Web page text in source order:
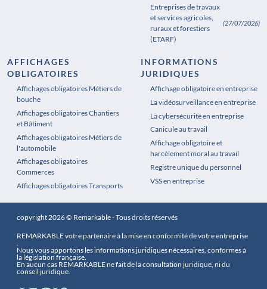
Entreprises de travaux
et services agricoles,
ruraux et forestiers
(ETARF)
(27/07/2026)
AFFICHAGES
OBLIGATOIRES
Affichages obligatoires Métiers de
bouche
Affichages obligatoires Chantiers
et Bâtiment
Affichages obligatoires Métiers de
l'automobile
Affichages obligatoires
Commerces
Affichages obligatoires Transports
Affichages obligatoires Pharmacie
INFORMATIONS
JURIDIQUES
Affichage obligatoire en entreprise
La vidéosurveillance en entreprise
La cybersécurité en entreprise
Canicule au travail
Affichage obligatoire et
harcèlement moral au travail
Registre unique du personnel
VSS en entreprise
copyright 2026 © Remarkable - Tous droits réservés
REMARKABLE votre partenaire à la mise en conformité de votre entreprise
Nous vous apportons les informations juridiques nécessaires, conformes à
la législation française.
En aucun cas REMARKABLE ne fait de la consultation juridique, ni du
conseil juridique.